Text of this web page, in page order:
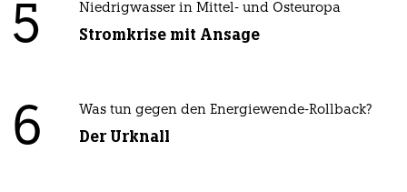
5 Niedrigwasser in Mittel- und Osteuropa
Stromkrise mit Ansage
6 Was tun gegen den Energiewende-Rollback?
Der Urknall